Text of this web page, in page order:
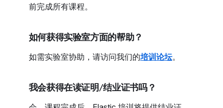
前完成所有课程。
如何获得实验室方面的帮助？
如需实验室协助，请访问我们的培训论坛。
我会获得在读证明/结业证书吗？